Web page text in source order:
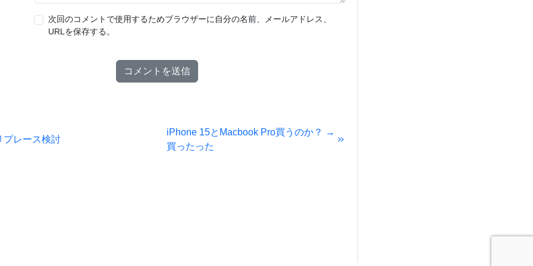
次回のコメントで使用するためブラウザーに自分の名前、メールアドレス、
URLを保存する。
プレース検討
iPhone 15とMacbook Pro買うのか？ →
買ったった